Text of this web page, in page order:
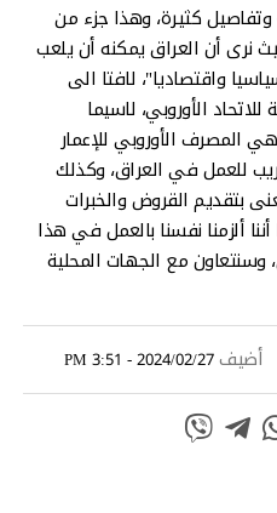
وتفاصيل كثيرة، وهذا جزء من
نرى أن العراق يمكنه أن يلعب
واقتصاديا"، لافتا الى
الأوروبي، لاسيما
المصرف الأوروبي للإعمار
للعمل في العراق، وكذلك
بتقديم القروض والخبرات
ألزمنا نفسنا بالعمل في هذا
وسنتعاون مع الجهات المحلية
أضيف2024/02/27 - 3:51 PM